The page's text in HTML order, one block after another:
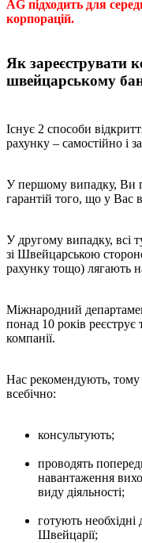
AG підходить для
корпорацій.
Як зареєструвати
швейцарському
Існує 2 способи
рахунку – самостійно і
У першому випадку, Ви
гарантій того, що у Вас
У другому випадку, всі
зі Швейцарською
рахунку тощо) лягають
Міжнародний
понад 10 років реєструє
компанії.
Нас рекомендують,
всебічно:
консультують;
проводять
навантаження
виду діяльності;
готують необхідні
Швейцарії;